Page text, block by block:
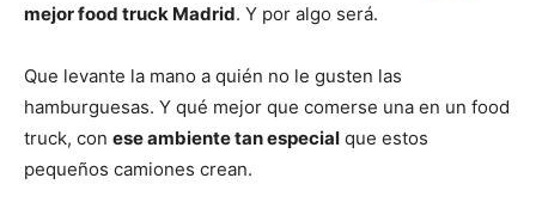
mejor food truck Madrid. Y por algo será.
Que levante la mano a quién no le gusten las
hamburguesas. Y qué mejor que comerse una en un food
truck, con ese ambiente tan especial que estos
pequeños camiones crean.